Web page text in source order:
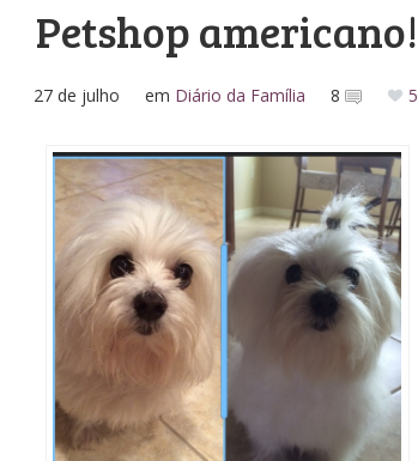
Petshop americano!
27 de julho em Diário da Família 8 5